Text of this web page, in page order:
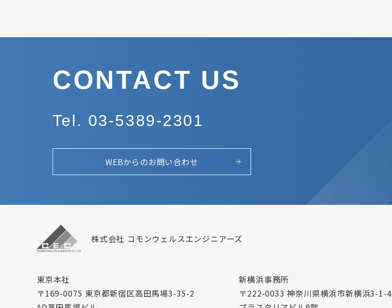
CONTACT US
Tel. 03-5389-2301
WEBからのお問い合わせ
株式会社 コモンウェルスエンジニアーズ
東京本社
〒169-0075 東京都新宿区高田馬場3-35-2
新横浜事務所
〒222-0033 神奈川県横浜市新横浜3-1-4